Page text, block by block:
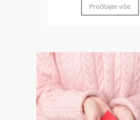
Pročitajte više